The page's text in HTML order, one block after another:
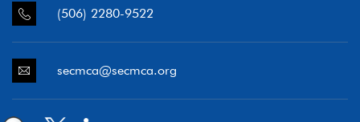
(506) 2280-9522
secmca@secmca.org